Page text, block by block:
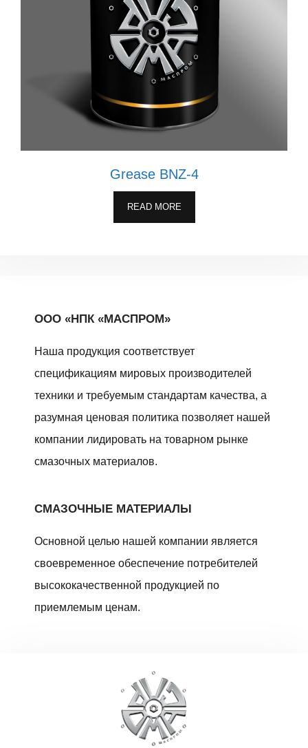
Grease BNZ-4
READ MORE
ООО «НПК «МАСПРОМ»
Наша продукция соответствует
спецификациям мировых производителей
техники и требуемым стандартам качества, а
разумная ценовая политика позволяет нашей
компании лидировать на товарном рынке
смазочных материалов.
СМАЗОЧНЫЕ МАТЕРИАЛЫ
Основной целью нашей компании является
своевременное обеспечение потребителей
высококачественной продукцией по
приемлемым ценам.